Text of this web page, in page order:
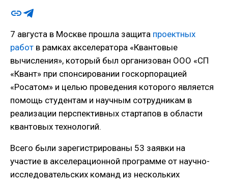
7 августа в Москве прошла защита проектных
работ в рамках акселератора «Квантовые
вычисления», который был организован ООО «СП
«Квант» при спонсировании госкорпорацией
«Росатом» и целью проведения которого является
помощь студентам и научным сотрудникам в
реализации перспективных стартапов в области
квантовых технологий.
Всего были зарегистрированы 53 заявки на
участие в акселерационной программе от научно-
исследовательских команд из нескольких